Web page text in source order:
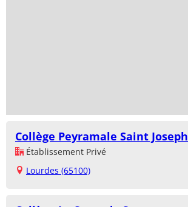
Collège Peyramale Saint Joseph
Établissement Privé
Lourdes (65100)